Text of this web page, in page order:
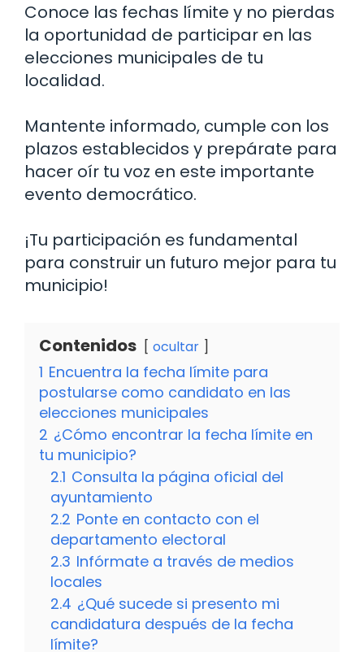
Conoce las fechas límite y no pierdas
la oportunidad de participar en las
elecciones municipales de tu
localidad.
Mantente informado, cumple con los
plazos establecidos y prepárate para
hacer oír tu voz en este importante
evento democrático.
¡Tu participación es fundamental
para construir un futuro mejor para tu
municipio!
Contenidos ocultar
1 Encuentra la fecha límite para
postularse como candidato en las
elecciones municipales
2 ¿Cómo encontrar la fecha límite en
tu municipio?
2.1 Consulta la página oficial del
ayuntamiento
2.2 Ponte en contacto con el
departamento electoral
2.3 Infórmate a través de medios
locales
2.4 ¿Qué sucede si presento mi
candidatura después de la fecha
límite?